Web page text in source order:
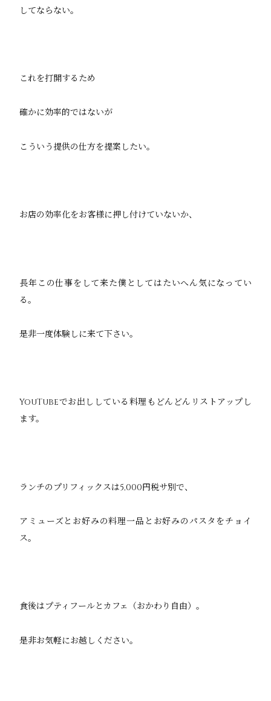
してならない。
これを打開するため
確かに効率的ではないが
こういう提供の仕方を提案したい。
お店の効率化をお客様に押し付けていないか、
長年この仕事をして来た僕としてはたいへん気になってい
る。
是非一度体験しに来て下さい。
YouTubeでお出ししている料理もどんどんリストアップし
ます。
ランチのプリフィックスは5,000円税サ別で、
アミューズとお好みの料理一品とお好みのパスタをチョイ
ス。
食後はプティフールとカフェ（おかわり自由）。
是非お気軽にお越しください。